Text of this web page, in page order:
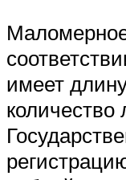
имеет